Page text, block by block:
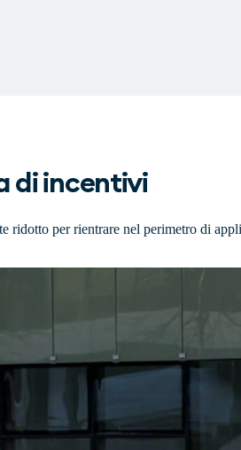
di incentivi
ridotto per rientrare nel perimetro di